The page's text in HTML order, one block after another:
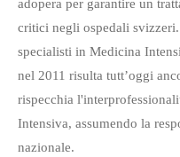
adopera per garantire un
critici negli ospedali
specialisti in Medicina
nel 2011 risulta tutt’oggi
rispecchia
Intensiva, assumendo la
nazionale.